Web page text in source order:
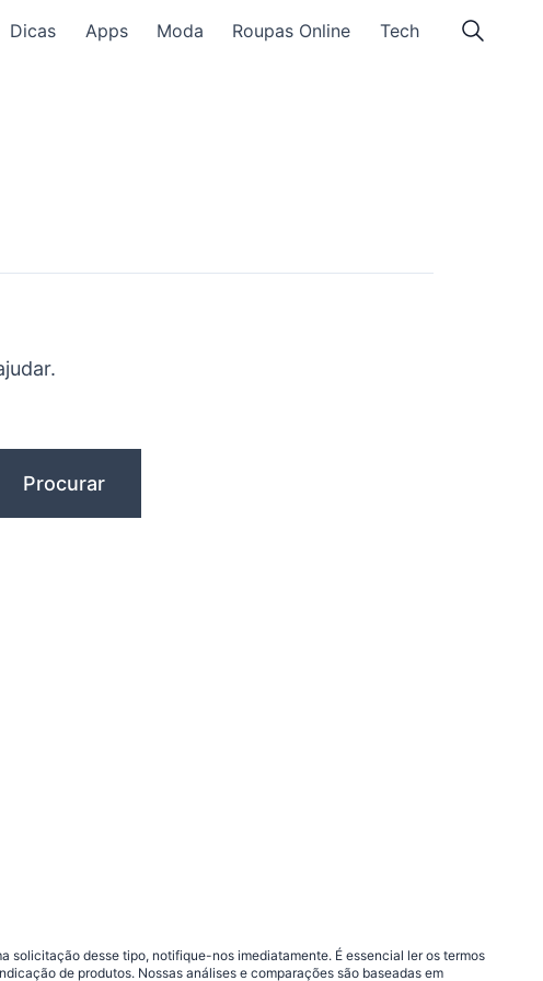
Dicas Apps Moda Roupas Online Tech
solicitação desse tipo, notifique-nos imediatamente. É essencial ler os termos
de produtos. Nossas análises e comparações são baseadas em